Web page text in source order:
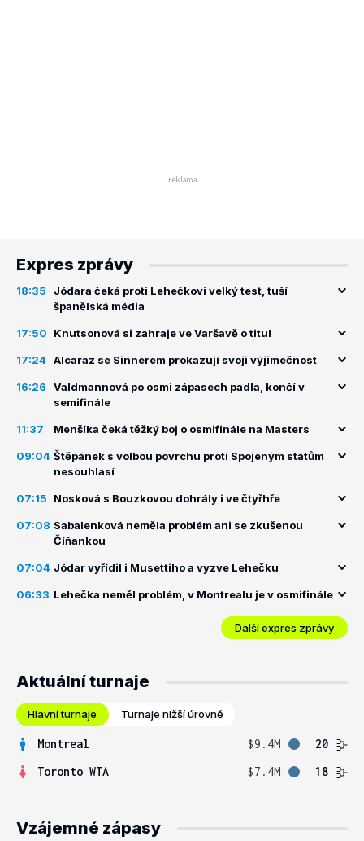
Expres zprávy
18:35
Jódara čeká proti Lehečkovi velký test, tuší
španělská média
17:50 Knutsonová si zahraje ve Varšavě o titul
17:24 Alcaraz se Sinnerem prokazují svoji výjimečnost
16:26
Valdmannová po osmi zápasech padla, končí v
semifinále
11:37 Menšíka čeká těžký boj o osmifinále na Masters
09:04 Štěpánek s volbou povrchu proti Spojeným státům
nesouhlasí
07:15 Nosková s Bouzkovou dohrály i ve čtyřhře
07:08 Sabalenková neměla problém ani se zkušenou
Číňankou
07:04 Jódar vyřídil i Musettiho a vyzve Lehečku
06:33 Lehečka neměl problém, v Montrealu je v osmifinále
Další expres zprávy
Aktuální turnaje
Hlavní turnaje Turnaje nižší úrovně
Montreal $9.4M
20
Toronto WTA
$7.4M 18
Vzájemné zápasy